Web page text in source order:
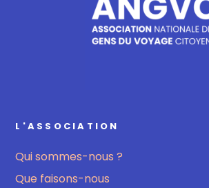
L'ASSOCIATION
Qui sommes-nous ?
Que faisons-nous